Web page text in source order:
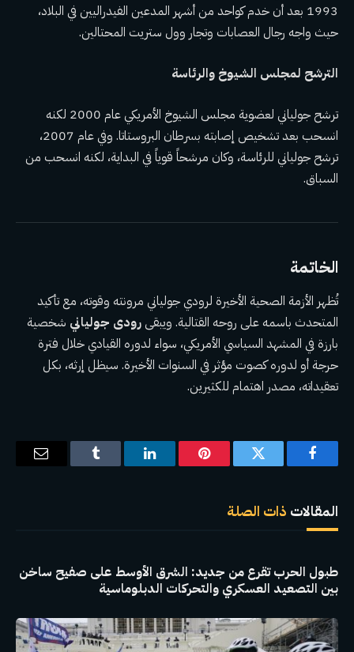
1993 بعد أن خدم كواحد من أشهر المدعين الفيدراليين في البلاد،
حيث واجه رجال العصابات وتجار وول ستريت المحتالين.
الترشح لمجلس الشيوخ والرئاسة
ترشح جولياني لعضوية مجلس الشيوخ الأمريكي عام 2000 لكنه
انسحب بعد تشخيص إصابته بسرطان البروستاتا. وفي عام 2007،
ترشح جولياني للرئاسة، وكان مرشحاً قوياً في البداية، لكنه انسحب من
السباق.
الخاتمة
تُظهر الأزمة الصحية الأخيرة لرودي جولياني مرونته وقوته، مع تأكيد
المتحدث باسمه على روحه القتالية. ويبقى رودى جولياني شخصية
بارزة في المشهد السياسي الأمريكي، سواء لدوره القيادي خلال فترة
حرجة أو لدوره كصوت مؤثر في السنوات الأخيرة. سيظل إرثه، بكل
تعقيداته، مصدر اهتمام للكثيرين.
فيسبوك تويتر بينتيريستلينكدإن Tumblr
البريد
المقالات ذات الصلة
طبول الحرب تقرع من جديد: الشرق الأوسط على صفيح ساخن
بين التصعيد العسكري والتحركات الدبلوماسية